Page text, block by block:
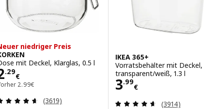
niedriger Preis
mit Deckel, Klarglas, 0.5 l
.29
€ 2.29€
2.99€
Vorher 2.99€
Bewertungen: 4.6 von 5 Sternen. Bewertungen
(3619)
IKEA 365+
Vorratsbehälter mit Deckel,
transparent/weiß, 1.3 l
3.99
€
Preis 3.99€
Bewertungen:
(3914)